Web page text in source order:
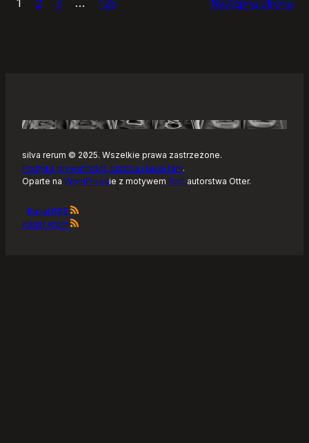
–
Linuksa
silva rerum © 2025. Wszelkie prawa zastrzeżone.
Polityka prywatności, ciastka i takie tam.
Oparte na WordPressie z motywem Raft autorstwa Otter.
Kanał RSS
Kanał Atom